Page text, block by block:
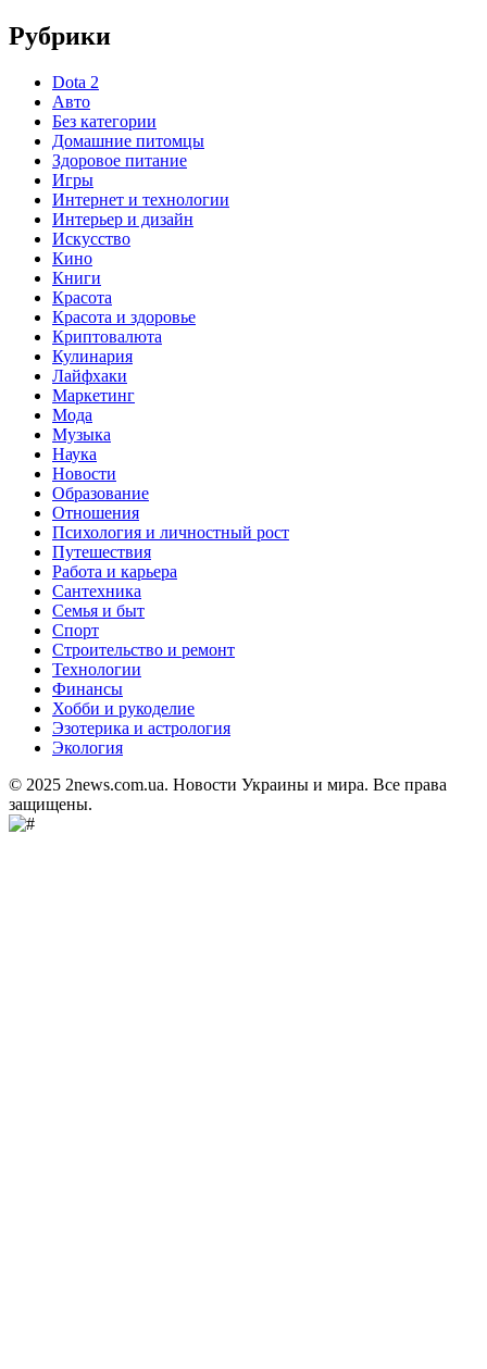
Рубрики
Dota 2
Авто
Без категории
Домашние питомцы
Здоровое питание
Игры
Интернет и технологии
Интерьер и дизайн
Искусство
Кино
Книги
Красота
Красота и здоровье
Криптовалюта
Кулинария
Лайфхаки
Маркетинг
Мода
Музыка
Наука
Новости
Образование
Отношения
Психология и личностный рост
Путешествия
Работа и карьера
Сантехника
Семья и быт
Спорт
Строительство и ремонт
Технологии
Финансы
Хобби и рукоделие
Эзотерика и астрология
Экология
© 2025 2news.com.ua. Новости Украины и мира. Все права
защищены.